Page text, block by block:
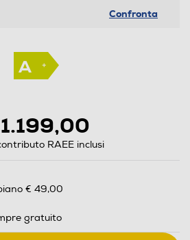
Confronta
RAEE inclusi
€ 49,00
gratuito